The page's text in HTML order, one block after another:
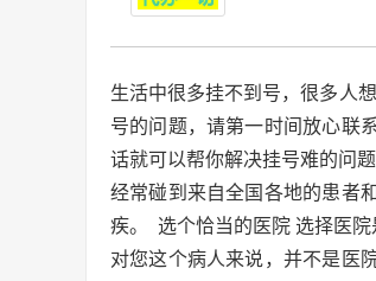
生活中很多挂不到号，很多人
号的问题，请第一时间放心联
话就可以帮你解决挂号难的问题
经常碰到来自全国各地的患者
疾。 选个恰当的医院 选择医院
对您这个病人来说，并不是医